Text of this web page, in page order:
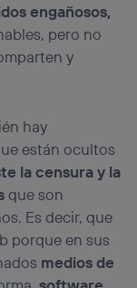
engañosos,
pero no
y
hay
están ocultos
la censura y la
que son
Es decir, que
porque en sus
medios de